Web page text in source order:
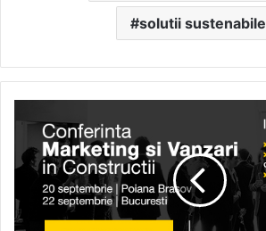
solutii sustenabile
motivezi
angajatii
din
Brasov